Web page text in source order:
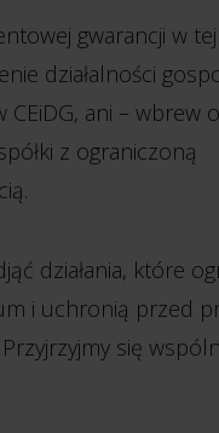
gwarancji w
działalności
CEiDG, ani – wbrew
z ograniczoną
działania, które
i uchronią przed
się